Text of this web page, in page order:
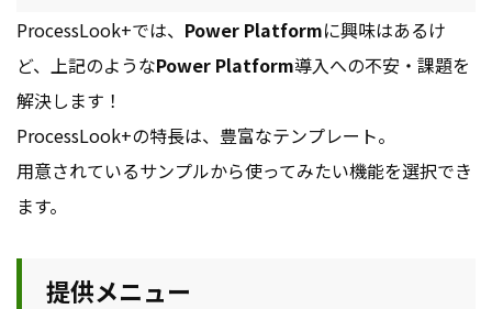
ProcessLook+では、 Power Platformに興味はあるけ
ど、上記のようなPower Platform導入への不安・課題を
解決します！
ProcessLook+の特長は、豊富なテンプレート。
用意されているサンプルから使ってみたい機能を選択でき
ます。
提供メニュー